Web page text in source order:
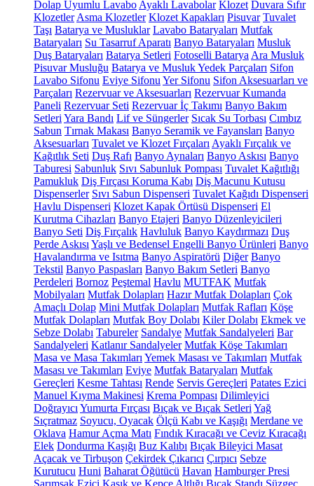
Dolap Uyumlu Lavabo Ayaklı Lavabolar Klozet Duvara Sıfır
Klozetler Asma Klozetler Klozet Kapakları Pisuvar Tuvalet
Taşı Batarya ve Musluklar Lavabo Bataryaları Mutfak
Bataryaları Su Tasarruf Aparatı Banyo Bataryaları Musluk
Duş Bataryaları Batarya Setleri Fotoselli Batarya Ara Musluk
Pisuvar Musluğu Batarya ve Musluk Yedek Parçaları Sifon
Lavabo Sifonu Eviye Sifonu Yer Sifonu Sifon Aksesuarları ve
Parçaları Rezervuar ve Aksesuarları Rezervuar Kumanda
Paneli Rezervuar Seti Rezervuar İç Takımı Banyo Bakım
Setleri Yara Bandı Lif ve Süngerler Sıcak Su Torbası Cımbız
Sabun Tırnak Makası Banyo Seramik ve Fayansları Banyo
Aksesuarları Tuvalet ve Klozet Fırçaları Ayaklı Fırçalık ve
Kağıtlık Seti Duş Rafı Banyo Aynaları Banyo Askısı Banyo
Taburesi Sabunluk Sıvı Sabunluk Pompası Tuvalet Kağıtlığı
Pamukluk Diş Fırçası Koruma Kabı Diş Macunu Kutusu
Dispenserler Sıvı Sabun Dispenseri Tuvalet Kağıdı Dispenseri
Havlu Dispenseri Klozet Kapak Örtüsü Dispenseri El
Kurutma Cihazları Banyo Etajeri Banyo Düzenleyicileri
Banyo Seti Diş Fırçalık Havluluk Banyo Kaydırmazı Duş
Perde Askısı Yaşlı ve Bedensel Engelli Banyo Ürünleri Banyo
Havalandırma ve Isıtma Banyo Aspiratörü Diğer Banyo
Tekstil Banyo Paspasları Banyo Bakım Setleri Banyo
Perdeleri Bornoz Peştemal Havlu MUTFAK Mutfak
Mobilyaları Mutfak Dolapları Hazır Mutfak Dolapları Çok
Amaçlı Dolap Mini Mutfak Dolapları Mutfak Rafları Köşe
Mutfak Dolapları Mutfak Boy Dolabı Kiler Dolabı Ekmek ve
Sebze Dolabı Tabureler Sandalye Mutfak Sandalyeleri Bar
Sandalyeleri Katlanır Sandalyeler Mutfak Köşe Takımları
Masa ve Masa Takımları Yemek Masası ve Takımları Mutfak
Masası ve Takımları Eviye Mutfak Bataryaları Mutfak
Gereçleri Kesme Tahtası Rende Servis Gereçleri Patates Ezici
Manuel Kıyma Makinesi Krema Pompası Dilimleyici
Doğrayıcı Yumurta Fırçası Bıçak ve Bıçak Setleri Yağ
Sıçratmaz Soyucu, Oyacak Ölçü Kabı ve Kaşığı Merdane ve
Oklava Hamur Açma Matı Fındık Kıracağı ve Ceviz Kıracağı
Elek Dondurma Kaşığı Buz Kalıbı Bıçak Bileyici Masat
Açacak ve Tirbuşon Çekirdek Çıkarıcı Çırpıcı Sebze
Kurutucu Huni Baharat Öğütücü Havan Hamburger Presi
Sarımsak Ezici Kaşık ve Kepçe Altlığı Bıçak Standı Süzgeç